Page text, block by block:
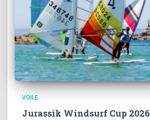
VOILE
Jurassik Windsurf Cup 2026